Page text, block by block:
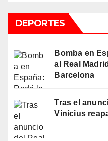
DEPORTES
Bomba en
al Real
Barcelona
Tras el
Vinícius